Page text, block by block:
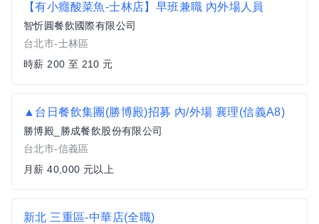
【有小癮酸菜魚-士林店】早班兼職 內外場人員
智忻圓餐飲國際有限公司
台北市-士林區
時薪 200 至 210 元
▲台日餐飲集團(勝博殿)招募 內/外場 襄理(信義A8)
勝博殿_勝成餐飲股份有限公司
台北市-信義區
月薪 40,000 元以上
新北 三重區-中華店(全職)